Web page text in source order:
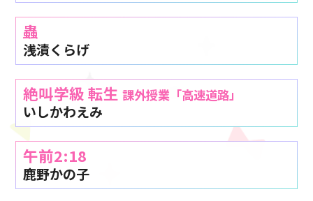
蟲
浅漬くらげ
絶叫学級 転生 課外授業「高速道路」
いしかわえみ
午前2:18
鹿野かの子